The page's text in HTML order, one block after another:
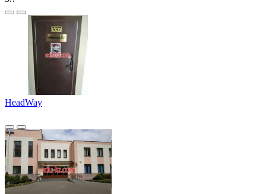
HeadWay